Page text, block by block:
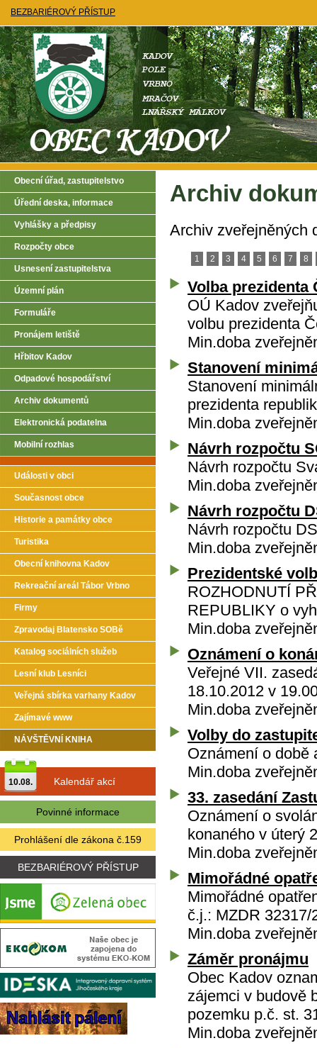
BEZBARIÉROVÝ PŘÍSTUP
Archiv
Archiv zveřejněných
1 2 3 4 5 6 7 8
Volba prezidenta
OÚ Kadov
volbu prezidenta
Min.doba
Stanovení
Stanovení
prezidenta
Min.doba
Návrh rozpočtu
Návrh rozpočtu
Min.doba
Návrh rozpočtu
Návrh rozpočtu
Min.doba
Prezidentské
ROZHODNUTÍ
REPUBLIKY o
Min.doba
Oznámení o
Veřejné VII.
18.10.2012 v
Min.doba
Volby do
Oznámení o době
Min.doba
33. zasedání
Oznámení o
konaného v úterý
Min.doba
Mimořádné
Mimořádné
č.j.: MZDR 32317/
Min.doba
Záměr pronájmu
Obec Kadov
zájemci v budově
pozemku p.č. st.
Min.doba
Obecní úřad, zastupitelstvo
Úřední deska, informace
Vyhlášky a předpisy
Rozpočty obce
Usnesení zastupitelstva
Územní plán
Formuláře
Pronájem letiště
Hřbitov Kadov
Odpadové hospodářství
Archiv dokumentů
Elektronická podatelna
Mobilní rozhlas
Události v obci
Současnost obce
Historie a památky obce
Turistika
Obecní knihovna Kadov
Rekreační areál Tábor Vrbno
Firmy
Zpravodaj Blatensko SOBě
Katalog sociálních služeb
Lesní klub Lesníci
Veřejná sbírka varhany Kadov
Zajímavé www
NÁVŠTĚVNÍ KNIHA
10.08. Kalendář akcí
Povinné informace
Prohlášení dle zákona č.159
BEZBARIÉROVÝ PŘÍSTUP